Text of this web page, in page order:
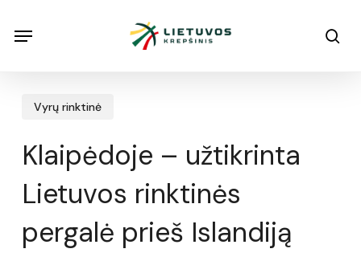
Menu
Vyrų rinktinė
Klaipėdoje – užtikrinta
Lietuvos rinktinės
pergalė prieš Islandiją